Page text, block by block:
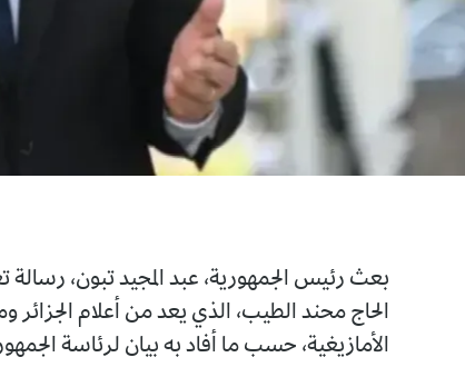
بعث رئيس الجمهورية، عبد المجيد تبون، رسالة تعزية إثر
الحاج محند الطيب، الذي يعد من أعلام الجزائر ومترجم
الأمازيغية، حسب ما أفاد به بيان لرئاسة الجمهورية.